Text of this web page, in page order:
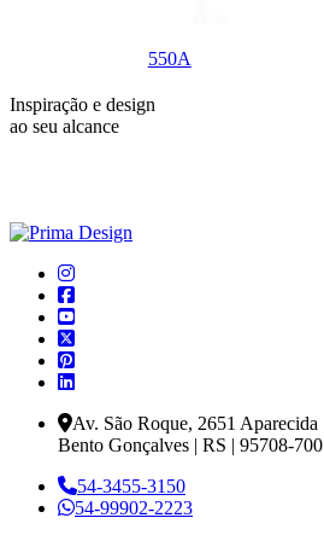
550A
Inspiração e design
ao seu alcance
Av. São Roque, 2651 Aparecida
Bento Gonçalves | RS | 95708-700
54-3455-3150
54-99902-2223